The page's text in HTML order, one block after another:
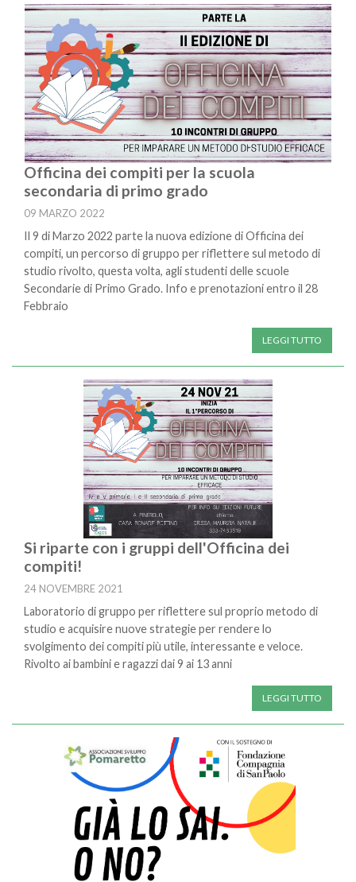
Officina dei compiti per la scuola
secondaria di primo grado
09 MARZO 2022
Il 9 di Marzo 2022 parte la nuova edizione di Officina dei
compiti, un percorso di gruppo per riflettere sul metodo di
studio rivolto, questa volta, agli studenti delle scuole
Secondarie di Primo Grado. Info e prenotazioni entro il 28
Febbraio
LEGGI TUTTO
Si riparte con i gruppi dell'Officina dei
compiti!
24 NOVEMBRE 2021
Laboratorio di gruppo per riflettere sul proprio metodo di
studio e acquisire nuove strategie per rendere lo
svolgimento dei compiti più utile, interessante e veloce.
Rivolto ai bambini e ragazzi dai 9 ai 13 anni
LEGGI TUTTO